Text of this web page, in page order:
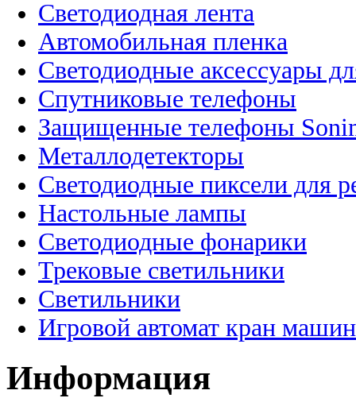
Светодиодная лента
Автомобильная пленка
Светодиодные аксессуары
Спутниковые телефоны
Защищенные телефоны
Металлодетекторы
Светодиодные пиксели для
Настольные лампы
Светодиодные фонарики
Трековые светильники
Светильники
Игровой автомат кран
Информация